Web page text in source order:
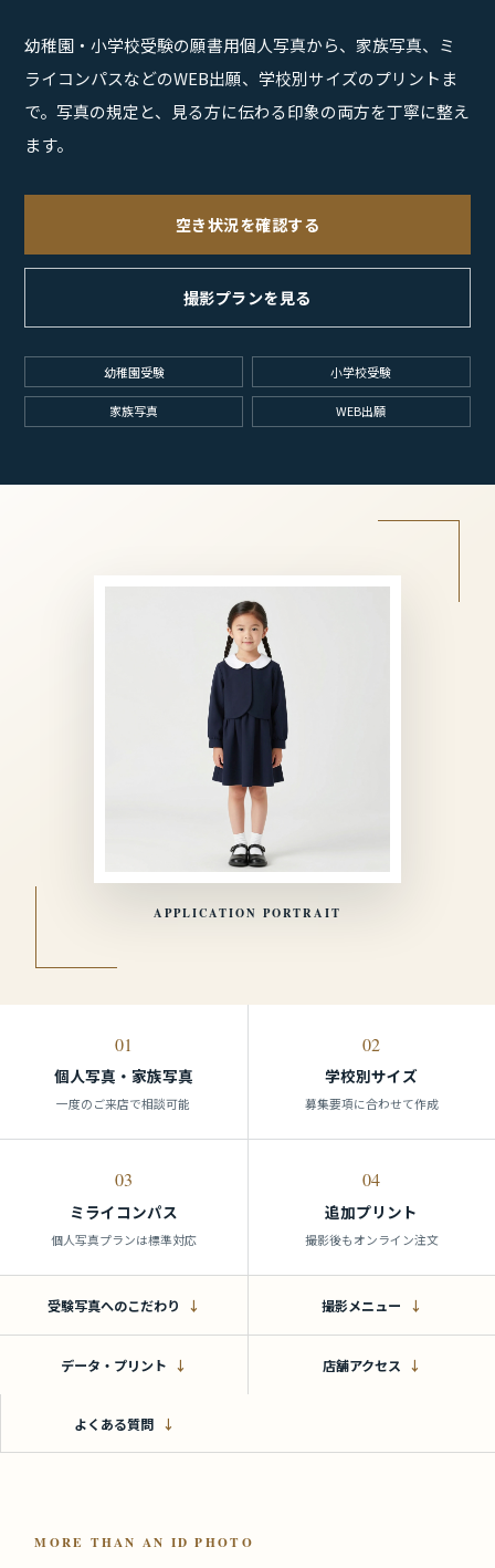
幼稚園・小学校受験の願書用個人写真から、家族写真、ミ
ライコンパスなどのWEB出願、学校別サイズのプリントま
で。写真の規定と、見る方に伝わる印象の両方を丁寧に整え
ます。
空き状況を確認する
撮影プランを見る
幼稚園受験 小学校受験
家族写真 WEB出願
APPLICATION PORTRAIT
01
個人写真・家族写真
一度のご来店で相談可能
02
学校別サイズ
募集要項に合わせて作成
03
ミライコンパス
個人写真プランは標準対応
04
追加プリント
撮影後もオンライン注文
受験写真へのこだわり 撮影メニュー
データ・プリント 店舗アクセス
よくある質問
MORE THAN AN ID PHOTO